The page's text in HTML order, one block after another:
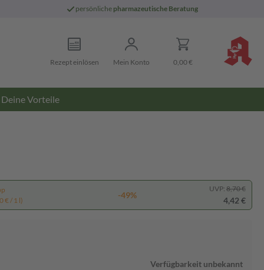
persönliche pharmazeutische Beratung
Rezept einlösen Mein Konto 0,00 €
Deine Vorteile
€ / 1 l)
-49%
UVP: 8,70 €
4,42 €
Verfügbarkeit unbekannt